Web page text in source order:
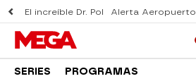
El increíble Dr. Pol Alerta Aeropuerto
SERIES PROGRAMAS